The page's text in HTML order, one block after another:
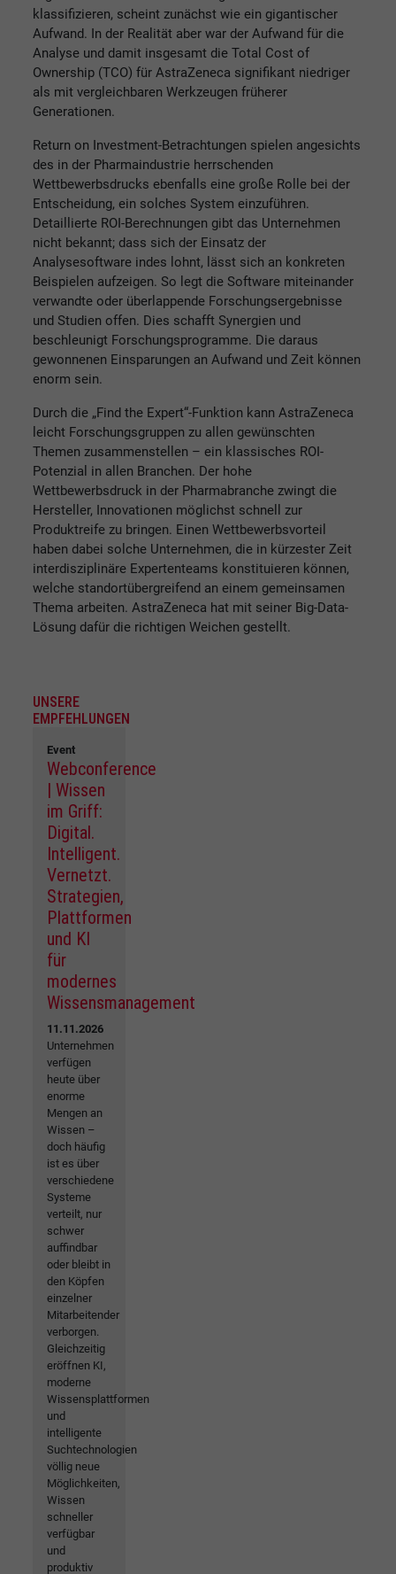
klassifizieren, scheint zunächst wie ein gigantischer
Aufwand. In der Realität aber war der Aufwand für die
Analyse und damit insgesamt die Total Cost of
Ownership (TCO) für AstraZeneca signifikant niedriger
als mit vergleichbaren Werkzeugen früherer
Generationen.
Return on Investment-Betrachtungen spielen angesichts
des in der Pharmaindustrie herrschenden
Wettbewerbsdrucks ebenfalls eine große Rolle bei der
Entscheidung, ein solches System einzuführen.
Detaillierte ROI-Berechnungen gibt das Unternehmen
nicht bekannt; dass sich der Einsatz der
Analysesoftware indes lohnt, lässt sich an konkreten
Beispielen aufzeigen. So legt die Software miteinander
verwandte oder überlappende Forschungsergebnisse
und Studien offen. Dies schafft Synergien und
beschleunigt Forschungsprogramme. Die daraus
gewonnenen Einsparungen an Aufwand und Zeit können
enorm sein.
Durch die „Find the Expert“-Funktion kann AstraZeneca
leicht Forschungsgruppen zu allen gewünschten
Themen zusammenstellen – ein klassisches ROI-
Potenzial in allen Branchen. Der hohe
Wettbewerbsdruck in der Pharmabranche zwingt die
Hersteller, Innovationen möglichst schnell zur
Produktreife zu bringen. Einen Wettbewerbsvorteil
haben dabei solche Unternehmen, die in kürzester Zeit
interdisziplinäre Expertenteams konstituieren können,
welche standortübergreifend an einem gemeinsamen
Thema arbeiten. AstraZeneca hat mit seiner Big-Data-
Lösung dafür die richtigen Weichen gestellt.
UNSERE
EMPFEHLUNGEN
Event
Webconference
| Wissen
im Griff:
Digital.
Intelligent.
Vernetzt.
Strategien,
Plattformen
und KI
für
modernes
Wissensmanagement
11.11.2026
Unternehmen
verfügen
heute über
enorme
Mengen an
Wissen –
doch häufig
ist es über
verschiedene
Systeme
verteilt, nur
schwer
auffindbar
oder bleibt in
den Köpfen
einzelner
Mitarbeitender
verborgen.
Gleichzeitig
eröffnen KI,
moderne
Wissensplattformen
und
intelligente
Suchtechnologien
völlig neue
Möglichkeiten,
Wissen
schneller
verfügbar
und
produktiv